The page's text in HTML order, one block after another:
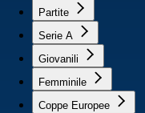
Partite
Serie A
Giovanili
Femminile
Coppe Europee